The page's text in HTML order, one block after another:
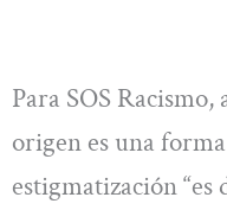
Para SOS
origen es una
estigmatización “es